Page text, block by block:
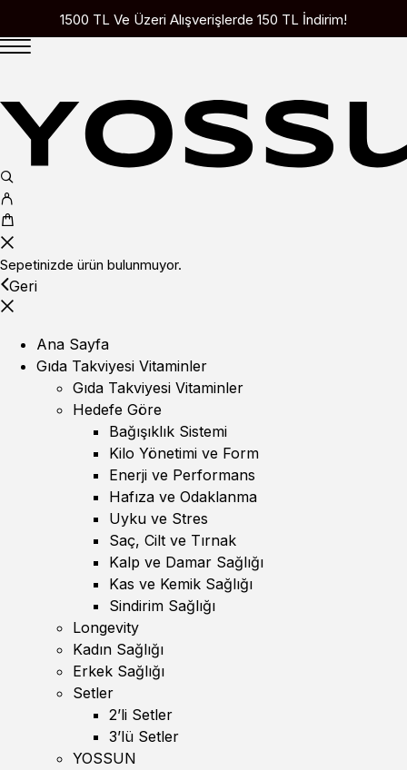
1500 TL Ve Üzeri Alışverişlerde 150 TL İndirim!
Sepetinizde ürün bulunmuyor.
Geri
Ana Sayfa
Gıda Takviyesi Vitaminler
Gıda Takviyesi Vitaminler
Hedefe Göre
Bağışıklık Sistemi
Kilo Yönetimi ve Form
Enerji ve Performans
Hafıza ve Odaklanma
Uyku ve Stres
Saç, Cilt ve Tırnak
Kalp ve Damar Sağlığı
Kas ve Kemik Sağlığı
Sindirim Sağlığı
Longevity
Kadın Sağlığı
Erkek Sağlığı
Setler
2’li Setler
3’lü Setler
YOSSUN